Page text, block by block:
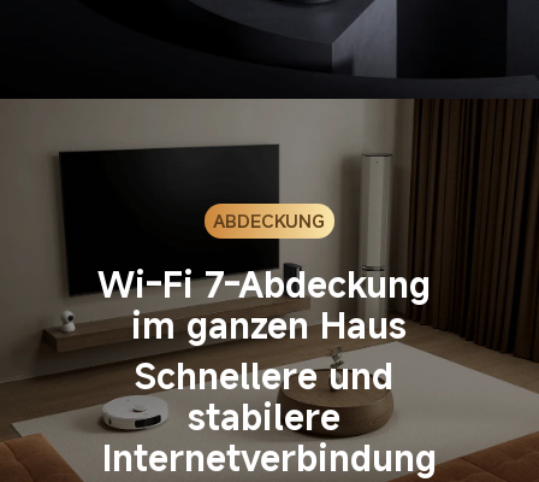
ABDECKUNG
Wi-Fi 7-Abdeckung
im ganzen Haus
Schnellere und
stabilere
Internetverbindung